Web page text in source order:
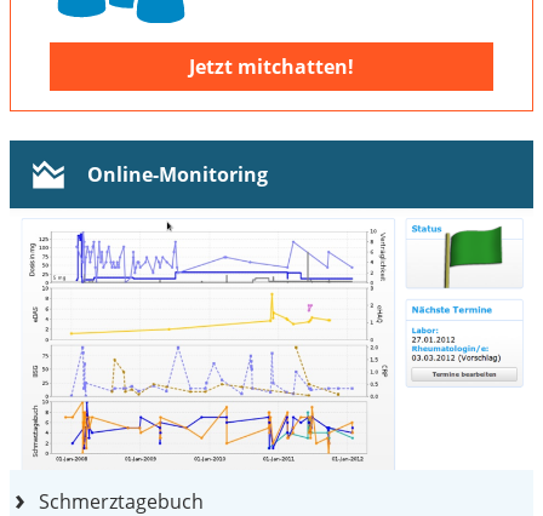
Jetzt mitchatten!
Online-Monitoring
Schmerztagebuch